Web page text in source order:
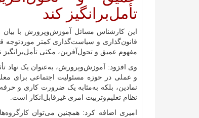
تأمل‌برانگیز کند
این کارشناس مسائل آموزش‌وپرورش با بیان
قانون‌گذاری و سیاست‌گذاری کمتر
مفهوم عمیق و تحول‌آفرین، مکثی تأمل‌برانگیز
وی افزود: آموزش‌وپرورش، به‌عنوان یک نهاد
و عملی در حوزه مسئولیت اجتماعی برای
نمادین، بلکه به‌مثابه یک ضرورت کاری و
نظام تعلیم‌وتربیت امری غیر‌قابل‌انکار است.
امیری اضافه کرد: همچنین می‌توان